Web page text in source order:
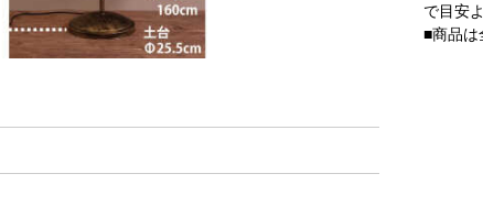
で目安
■商品は